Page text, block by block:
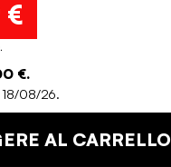
€
.
€.
08/26.
AL CARRELLO